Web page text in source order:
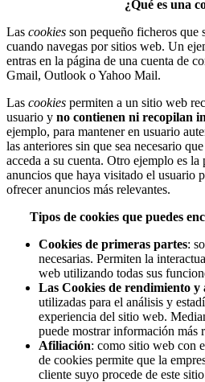
¿Qué es una
Las cookies son pequeño ficheros que
cuando navegas por sitios web. Un
entras en la página de una cuenta de
Gmail, Outlook o Yahoo Mail.
Las cookies permiten a un sitio web
usuario y no contienen ni recopilan
ejemplo, para mantener en usuario
las anteriores sin que sea necesario
acceda a su cuenta. Otro ejemplo es
anuncios que haya visitado el usuario
ofrecer anuncios más relevantes.
Tipos de cookies que puedes
Cookies de primeras partes:
necesarias. Permiten la
web utilizando todas sus
Las Cookies de rendimiento y
utilizadas para el análisis y
experiencia del sitio web.
puede mostrar información más
Afiliación: como sitio web con
de cookies permite que la
cliente suyo procede de este